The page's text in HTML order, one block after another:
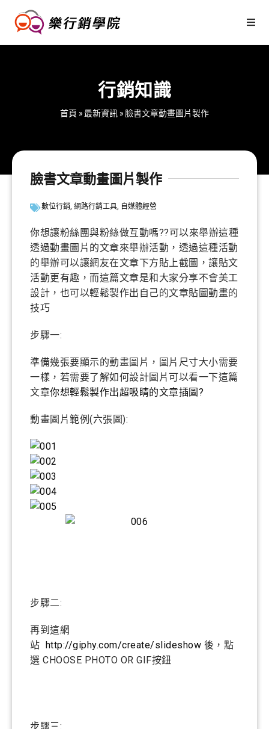
行銷知識
首頁 »最新資訊 » 臉書文章動畫圖片製作
臉書文章動畫圖片製作
數位行銷, 網路行銷工具, 自媒體經營
你想讓粉絲團與粉絲做互動嗎??可以來舉辦這種
透過動畫圖片的文章來舉辦活動，透過這種活動
的舉辦可以讓網友在文章下方貼上截圖，讓貼文
活動更有趣，而這篇文章是和大家分享不會美工
設計，也可以輕鬆製作出自己的文章貼圖動畫的
技巧
步驟一:
準備幾張要顯示的動畫圖片，圖片尺寸大小需要
一樣，若需要了解如何設計圖片可以看一下這篇
文章你想輕鬆製作出超吸睛的文章插圖?
動畫圖片範例(六張圖):
步驟二:
再到這網
站 http://giphy.com/create/slideshow 後，點
選 CHOOSE PHOTO OR GIF按鈕
步驟三: